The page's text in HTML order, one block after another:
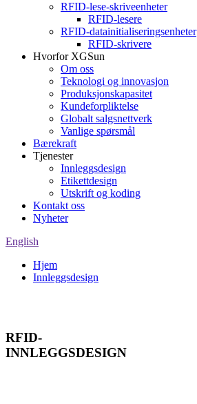
RFID-lese-skriveenheter
RFID-lesere
RFID-datainitialiseringsenheter
RFID-skrivere
Hvorfor XGSun
Om oss
Teknologi og innovasjon
Produksjonskapasitet
Kundeforpliktelse
Globalt salgsnettverk
Vanlige spørsmål
Bærekraft
Tjenester
Innleggsdesign
Etikettdesign
Utskrift og koding
Kontakt oss
Nyheter
English
Hjem
Innleggsdesign
RFID-
INNLEGGSDESIGN